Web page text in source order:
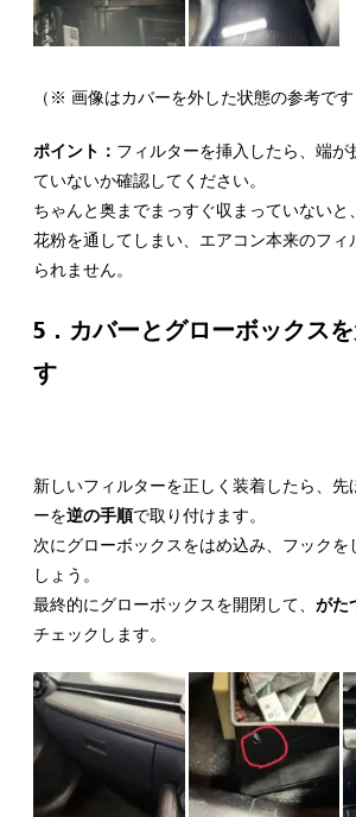
（※ 画像はカバーを外した状態の参考です
ポイント： フィルターを挿入したら、端が
ていないか確認してください。
ちゃんと奥までまっすぐ収まっていない
花粉を通してしまい、エアコン本来のフ
られません。
5．カバーとグローボックス
す
新しいフィルターを正しく装着したら、
ーを逆の手順で取り付けます。
次にグローボックスをはめ込み、フックを
しょう。
最終的にグローボックスを開閉して、 がた
チェックします。